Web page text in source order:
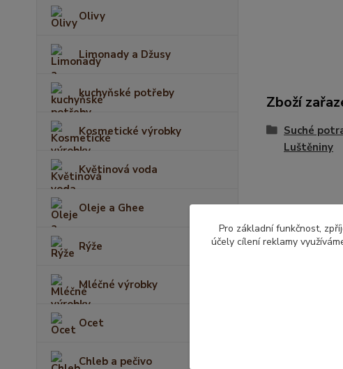
Olivy
Limonady a Džusy
kuchyňské potřeby
Kosmetické výrobky
Květinová voda
Oleje a Ghee
Rýže
Mléčné výrobky
Ocet
Chleb a pečivo
Zboží
Suché
Luštěniny
Pro základní funkčnost,
účely cílení reklamy